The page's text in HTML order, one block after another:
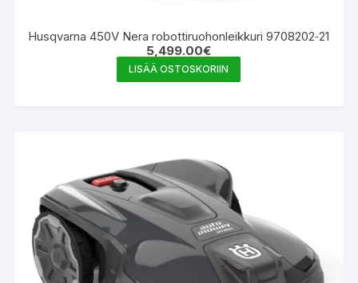
Husqvarna 450V Nera robottiruohonleikkuri 9708202‑21
5,499.00€
LISÄÄ OSTOSKORIIN